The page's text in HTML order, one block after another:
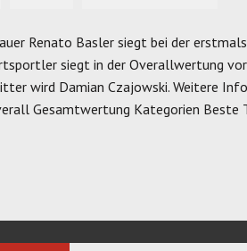
Renato Basler siegt bei der
siegt in der Overallwertung
wird Damian Czajowski. Weitere
Gesamtwertung Kategorien